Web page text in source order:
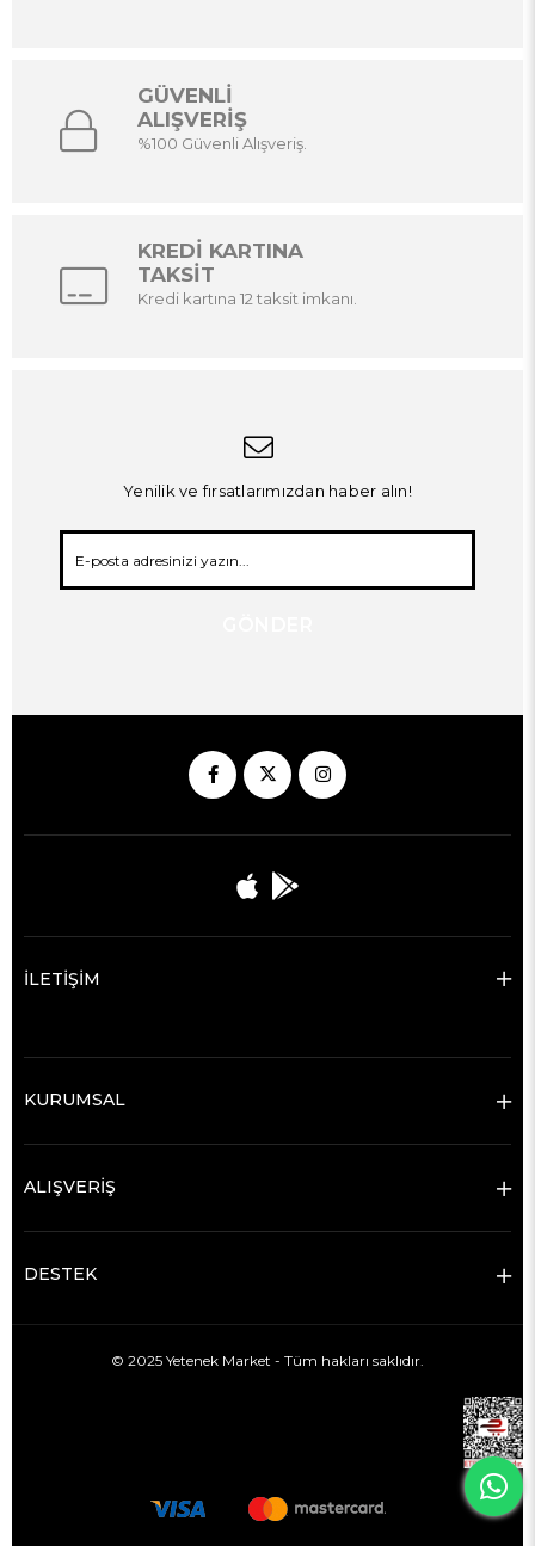
GÜVENLİ
ALIŞVERİŞ
%100 Güvenli Alışveriş.
KREDİ KARTINA
TAKSİT
Kredi kartına 12 taksit imkanı.
Yenilik ve fırsatlarımızdan haber alın!
İLETİŞİM
KURUMSAL
ALIŞVERİŞ
DESTEK
© 2025 Yetenek Market - Tüm hakları saklıdır.